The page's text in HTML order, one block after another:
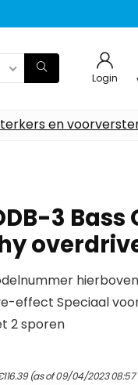
Login
en
3
effect Speciaal
2 sporen
116.39(as of 09/04/2023 08:57